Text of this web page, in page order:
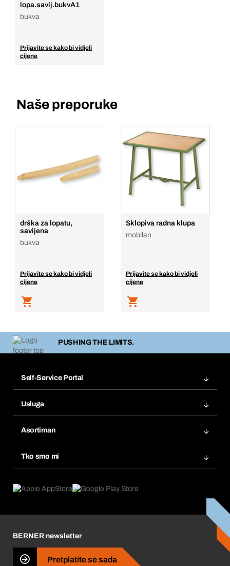
lopa.savij.bukvA1
bukva
Prijavite se kako bi vidjeli
cijene
Naše preporuke
drška za lopatu,
savijena
bukva
Prijavite se kako bi vidjeli
cijene
Sklopiva radna klupa
mobilan
Prijavite se kako bi vidjeli
cijene
PUSHING THE LIMITS.
Self-Service Portal
Popisi želja
Ponovno naručivanje
Pretplate
Usluga
Tražitelji proizvoda
Asortiman
Tko smo mi
Što nas pokreće
Business Conduct
BERNER newsletter
Pretplatite se sada